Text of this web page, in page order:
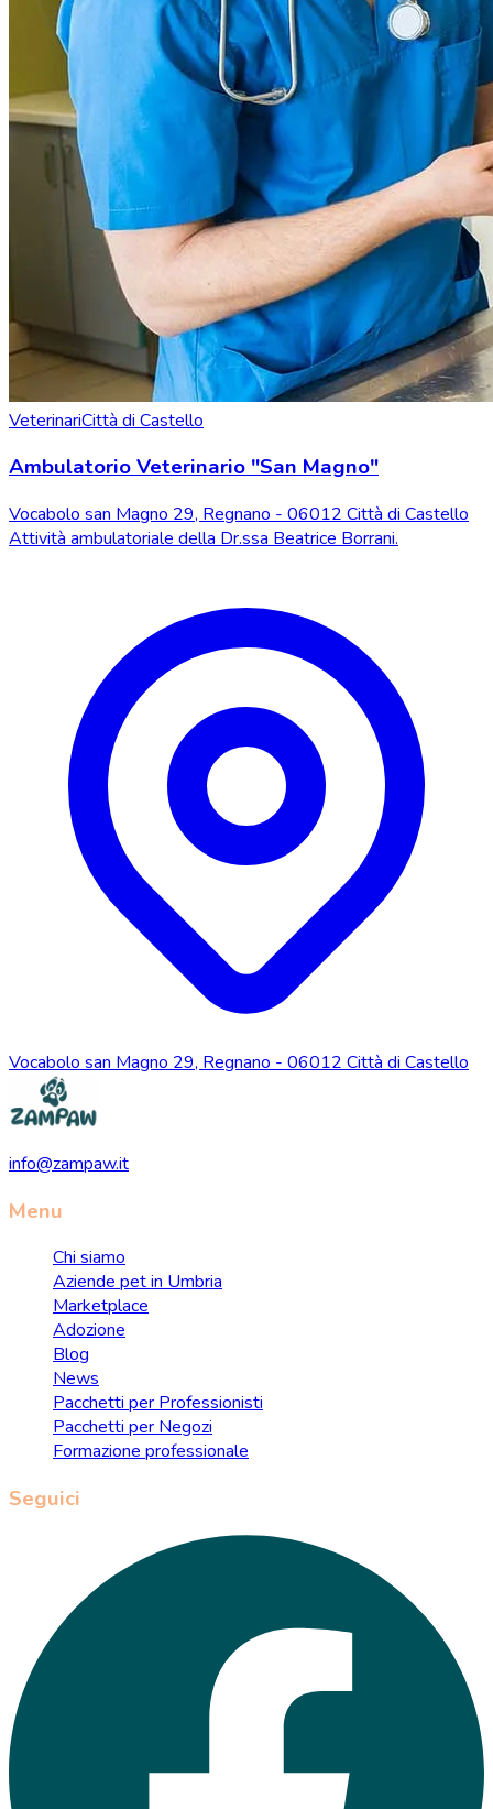
VeterinariCittà di Castello
Ambulatorio Veterinario "San Magno"
Vocabolo san Magno 29, Regnano - 06012 Città di Castello
Attività ambulatoriale della Dr.ssa Beatrice Borrani.
Vocabolo san Magno 29, Regnano - 06012 Città di Castello
info@zampaw.it
Menu
Chi siamo
Aziende pet in Umbria
Marketplace
Adozione
Blog
News
Pacchetti per Professionisti
Pacchetti per Negozi
Formazione professionale
Seguici